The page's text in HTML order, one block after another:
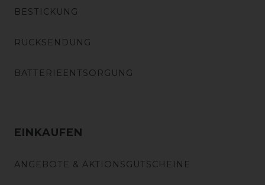
BESTICKUNG
RÜCKSENDUNG
BATTERIEENTSORGUNG
EINKAUFEN
ANGEBOTE & AKTIONSGUTSCHEINE